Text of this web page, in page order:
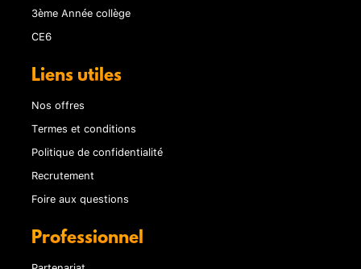
3ème Année collège
CE6
Liens utiles
Nos offres
Termes et conditions
Politique de confidentialité
Recrutement
Foire aux questions
Professionnel